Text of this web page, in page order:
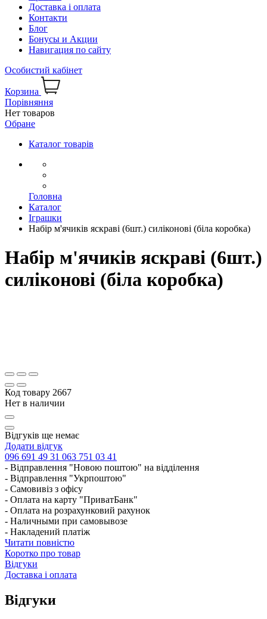
Доставка і оплата
Контакти
Блог
Бонусы и Акции
Навигация по сайту
Особистий кабінет
Корзина
Порівняння
Нет товаров
Обране
Каталог товарів
Головна
Каталог
Іграшки
Набір м'ячиків яскраві (6шт.) силіконові (біла коробка)
Набір м'ячиків яскраві (6шт.)
силіконові (біла коробка)
Код товару 2667
Нет в наличии
Відгуків ще немає
Додати відгук
096 691 49 31 063 751 03 41
- Відправлення "Новою поштою" на відділення
- Відправлення "Укрпоштою"
- Самовивіз з офісу
- Оплата на карту "ПриватБанк"
- Оплата на розрахунковий рахунок
- Наличными при самовывозе
- Накладений платіж
Читати повністю
Коротко про товар
Відгуки
Доставка і оплата
Відгуки